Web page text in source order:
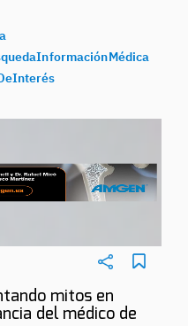
mitos en
del médico de